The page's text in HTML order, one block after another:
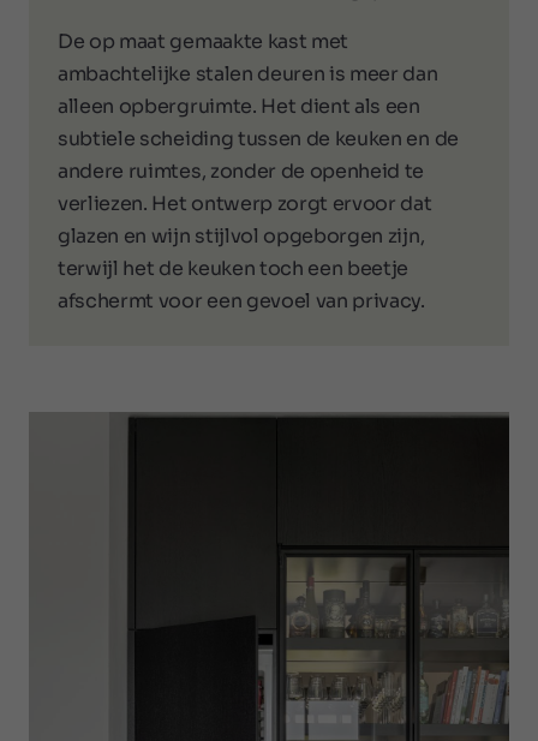
De op maat gemaakte kast met
ambachtelijke stalen deuren is meer dan
alleen opbergruimte. Het dient als een
subtiele scheiding tussen de keuken en de
andere ruimtes, zonder de openheid te
verliezen. Het ontwerp zorgt ervoor dat
glazen en wijn stijlvol opgeborgen zijn,
terwijl het de keuken toch een beetje
afschermt voor een gevoel van privacy.